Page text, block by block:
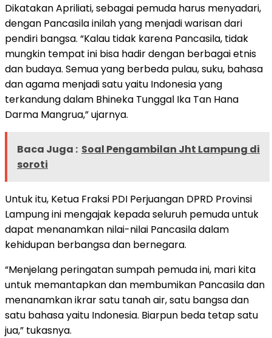
Dikatakan Apriliati, sebagai pemuda harus menyadari,
dengan Pancasila inilah yang menjadi warisan dari
pendiri bangsa. “Kalau tidak karena Pancasila, tidak
mungkin tempat ini bisa hadir dengan berbagai etnis
dan budaya. Semua yang berbeda pulau, suku, bahasa
dan agama menjadi satu yaitu Indonesia yang
terkandung dalam Bhineka Tunggal Ika Tan Hana
Darma Mangrua,” ujarnya.
Baca Juga : Soal Pengambilan Jht Lampung di
soroti
Untuk itu, Ketua Fraksi PDI Perjuangan DPRD Provinsi
Lampung ini mengajak kepada seluruh pemuda untuk
dapat menanamkan nilai-nilai Pancasila dalam
kehidupan berbangsa dan bernegara.
“Menjelang peringatan sumpah pemuda ini, mari kita
untuk memantapkan dan membumikan Pancasila dan
menanamkan ikrar satu tanah air, satu bangsa dan
satu bahasa yaitu Indonesia. Biarpun beda tetap satu
jua,” tukasnya.